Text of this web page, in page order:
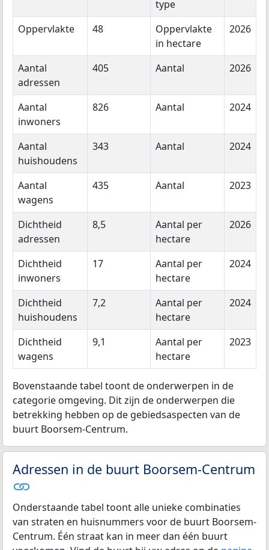
type
Oppervlakte
48
Oppervlakte
in hectare
2026
Aantal
adressen
405 Aantal 2026
Aantal
inwoners
826 Aantal 2024
Aantal
huishoudens
343 Aantal 2024
Aantal
wagens
435 Aantal 2023
Dichtheid
adressen
8,5
Aantal per
hectare
2026
Dichtheid
inwoners
17
Aantal per
hectare
2024
Dichtheid
huishoudens
7,2
Aantal per
hectare
2024
Dichtheid
wagens
9,1
Aantal per
hectare
2023
Bovenstaande tabel toont de onderwerpen in de
categorie omgeving. Dit zijn de onderwerpen die
betrekking hebben op de gebiedsaspecten van de
buurt Boorsem-Centrum.
Adressen in de buurt Boorsem-Centrum
Onderstaande tabel toont alle unieke combinaties
van straten en huisnummers voor de buurt Boorsem-
Centrum. Één straat kan in meer dan één buurt